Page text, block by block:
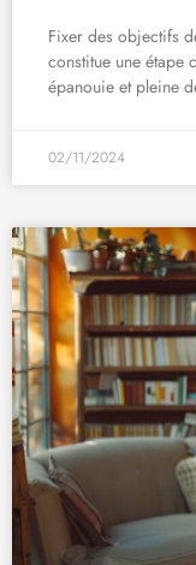
Fixer des objectifs
constitue une étape
épanouie et pleine
02/11/2024